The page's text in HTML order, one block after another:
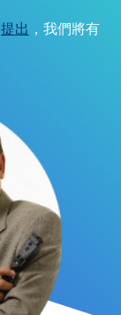
提出 ，我們將有